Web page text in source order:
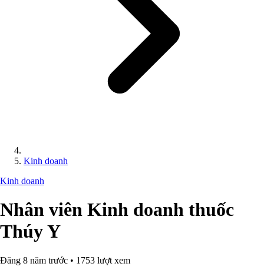
Kinh doanh
Kinh doanh
Nhân viên Kinh doanh thuốc
Thúy Y
Đăng 8 năm trước • 1753 lượt xem